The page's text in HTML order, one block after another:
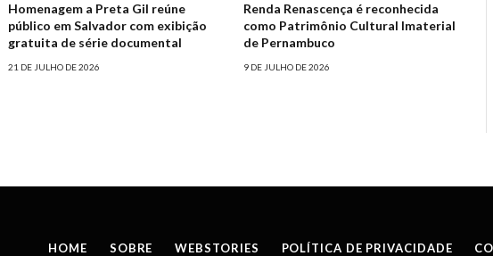
Homenagem a Preta Gil reúne
público em Salvador com exibição
gratuita de série documental
21 DE JULHO DE 2026
Renda Renascença é reconhecida
como Patrimônio Cultural Imaterial
de Pernambuco
9 DE JULHO DE 2026
HOME SOBRE WEBSTORIES POLÍTICA DE PRIVACIDADE